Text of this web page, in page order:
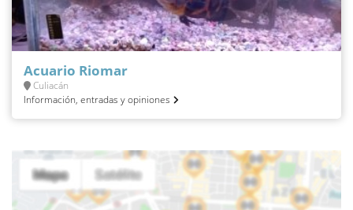
Acuario Riomar
Culiacán
Información, entradas y opiniones